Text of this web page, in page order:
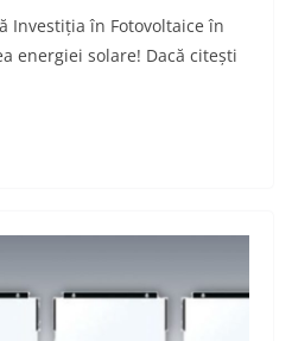
Investiția în Fotovoltaice în
energiei solare! Dacă citești